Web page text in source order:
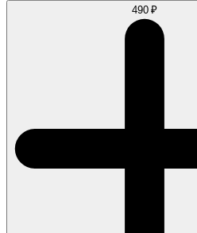
490 ₽